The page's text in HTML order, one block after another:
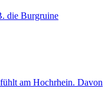
die Burgruine
am Hochrhein. Davon